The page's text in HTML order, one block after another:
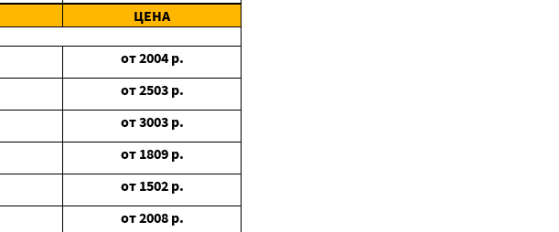
ЦЕНА
от2004 р.
от2503 р.
от3003 р.
от 1809 р.
от 1502 р.
от2008 р.